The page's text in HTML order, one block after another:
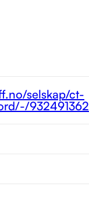
selskap/ct-
932491362